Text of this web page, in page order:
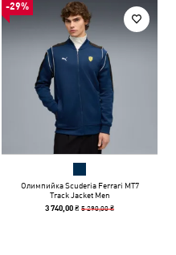
-29%
Олимпийка Scuderia Ferrari MT7
Track Jacket Men
3 740,00 ₴5 290,00 ₴